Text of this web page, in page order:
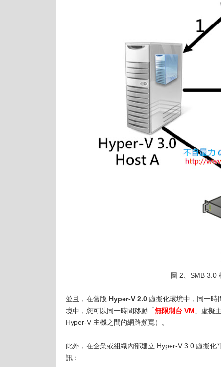
圖 2、SMB 3.0
並且，在舊版 Hyper-V 2.0 虛擬化環境中，同一時
境中，您可以同一時間移動「無限制台 VM 」虛擬
Hyper-V 主機之間的網路頻寬）。
此外，在企業或組織內部建立 Hyper-V 3.0 虛擬
訊：